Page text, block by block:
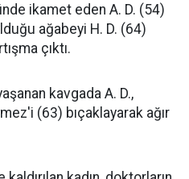
ikamet eden A. D. (54)
ağabeyi H. D. (64)
çıktı.
kavgada A. D.,
(63) bıçaklayarak ağır